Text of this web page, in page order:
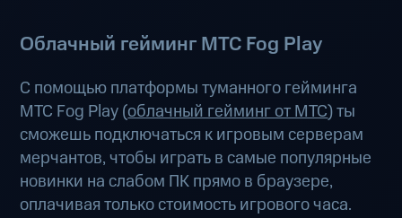
Облачный гейминг МТС Fog Play
С помощью платформы туманного гейминга
МТС Fog Play (облачный гейминг от МТС) ты
сможешь подключаться к игровым серверам
мерчантов, чтобы играть в самые популярные
новинки на слабом ПК прямо в браузере,
оплачивая только стоимость игрового часа.